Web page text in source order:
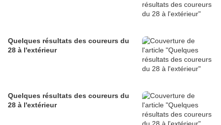
Quelques résultats des coureurs du
28 à l'extérieur
Quelques résultats des coureurs du
28 à l'extérieur